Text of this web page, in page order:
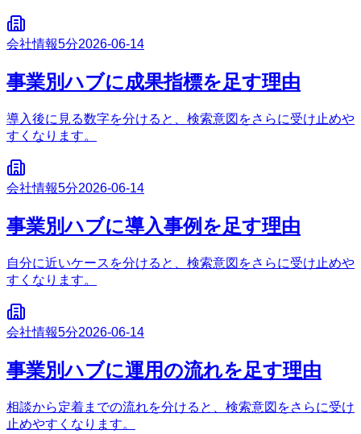
会社情報5分2026-06-14
事業別ハブに成果指標を足す理由
導入後に見る数字を分けると、検索意図をさらに受け止めや
すくなります。
会社情報5分2026-06-14
事業別ハブに導入事例を足す理由
自分に近いケースを分けると、検索意図をさらに受け止めや
すくなります。
会社情報5分2026-06-14
事業別ハブに運用の流れを足す理由
相談から定着までの流れを分けると、検索意図をさらに受け
止めやすくなります。